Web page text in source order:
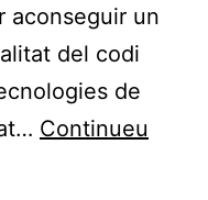
aconseguir un
del codi
de
Continueu